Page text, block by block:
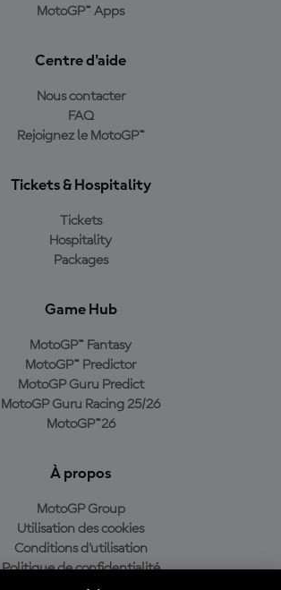
MotoGP™ Apps
Centre d'aide
Nous contacter
FAQ
Rejoignez le MotoGP™
Tickets & Hospitality
Tickets
Hospitality
Packages
Game Hub
MotoGP™ Fantasy
MotoGP™ Predictor
MotoGP Guru Predict
MotoGP Guru Racing 25/26
MotoGP™26
À propos
MotoGP Group
Utilisation des cookies
Conditions d'utilisation
Politique de confidentialité